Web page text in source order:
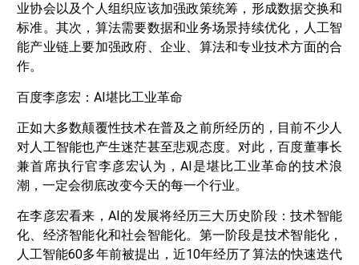
业协会以及个人组织应该加强政策统筹，形成数据交换和
标准。其次，算法需要数据和业务场景持续优化，人工智
能产业链上要加强政府、企业、算法和专业技术方面的合
作。
百度李彦宏：AI堪比工业革命
正如大多数颠覆性技术在普及之前所经历的，目前不少人
对人工智能也产生迷茫甚至悲观态度。对此，百度董事长
兼首席执行官李彦宏认为，AI是堪比工业革命的技术浪
潮，一定会彻底改变今天的每一个行业。
在李彦宏看来，AI的发展将经历三大历史阶段：技术智能
化、经济智能化和社会智能化。第一阶段是技术智能化，
人工智能60多年前被提出，近10年经历了算法的快速迭代